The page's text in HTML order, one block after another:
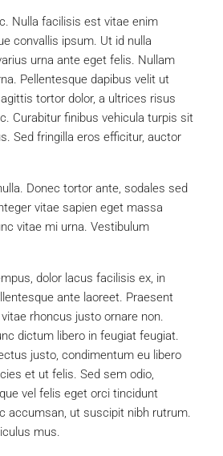
Nulla facilisis est vitae enim
convallis ipsum. Ut id nulla
urna ante eget felis. Nullam
Pellentesque dapibus velit ut
tortor dolor, a ultrices risus
Curabitur finibus vehicula turpis sit
Sed fringilla eros efficitur, auctor
Donec tortor ante, sodales sed
vitae sapien eget massa
vitae mi urna. Vestibulum
dolor lacus facilisis ex, in
ante laoreet. Praesent
rhoncus justo ornare non.
dictum libero in feugiat feugiat.
justo, condimentum eu libero
et ut felis. Sed sem odio,
vel felis eget orci tincidunt
accumsan, ut suscipit nibh rutrum.
mus.